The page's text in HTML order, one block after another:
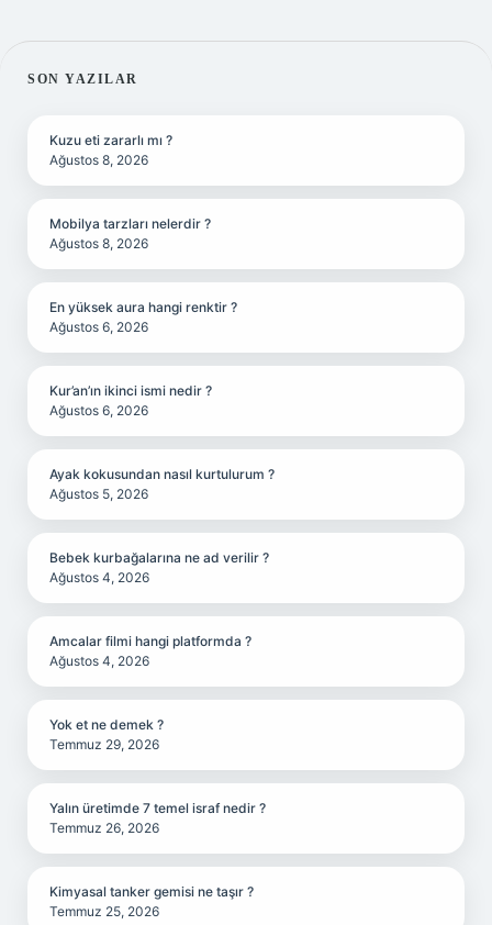
SIDEBAR
SON YAZILAR
Kuzu eti zararlı mı ?
Ağustos 8, 2026
Mobilya tarzları nelerdir ?
Ağustos 8, 2026
En yüksek aura hangi renktir ?
Ağustos 6, 2026
Kur’an’ın ikinci ismi nedir ?
Ağustos 6, 2026
Ayak kokusundan nasıl kurtulurum ?
Ağustos 5, 2026
Bebek kurbağalarına ne ad verilir ?
Ağustos 4, 2026
Amcalar filmi hangi platformda ?
Ağustos 4, 2026
Yok et ne demek ?
Temmuz 29, 2026
Yalın üretimde 7 temel israf nedir ?
Temmuz 26, 2026
Kimyasal tanker gemisi ne taşır ?
Temmuz 25, 2026